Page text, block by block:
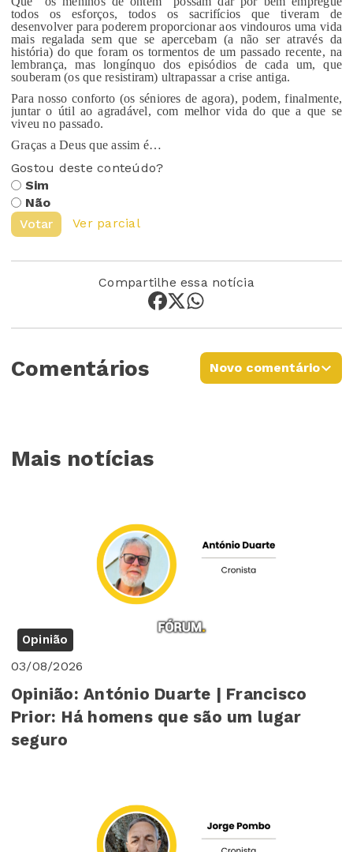
todos os esforços, todos os sacrifícios que tiveram de
desenvolver para poderem proporcionar aos vindouros uma vida
mais regalada sem que se apercebam (a não ser através da
história) do que foram os tormentos de um passado recente, na
lembrança, mas longínquo dos episódios de cada um, que
souberam (os que resistiram) ultrapassar a crise antiga.
Para nosso conforto (os séniores de agora), podem, finalmente,
juntar o útil ao agradável, com melhor vida do que a que se
viveu no passado.
Graças a Deus que assim é…
Gostou deste conteúdo?
Sim
Não
Votar
Ver parcial
Compartilhe essa notícia
Comentários Novo comentário
Mais notícias
Opinião
03/08/2026
Opinião: António Duarte | Francisco
Prior: Há homens que são um lugar
seguro